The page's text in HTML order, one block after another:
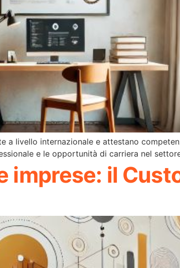
livello internazionale e attestano
e le opportunità di carriera nel
imprese: il